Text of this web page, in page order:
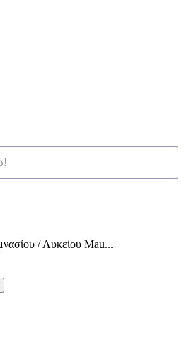
/ Λυκείου Mau...